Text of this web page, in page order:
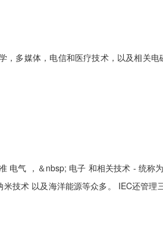
多媒体，电信和医疗技术，以及相关
电气 ，＆nbsp; 电子 和相关技术 - 统称
米技术 以及海洋能源等众多。 IEC还管理